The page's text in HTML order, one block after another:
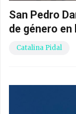
San Pedro
de género en
Catalina Pidal